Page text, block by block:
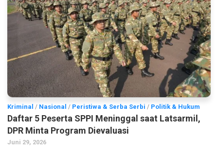
Kriminal / Nasional / Peristiwa & Serba Serbi / Politik & Hukum
Daftar 5 Peserta SPPI Meninggal saat Latsarmil,
DPR Minta Program Dievaluasi
Juni 29, 2026